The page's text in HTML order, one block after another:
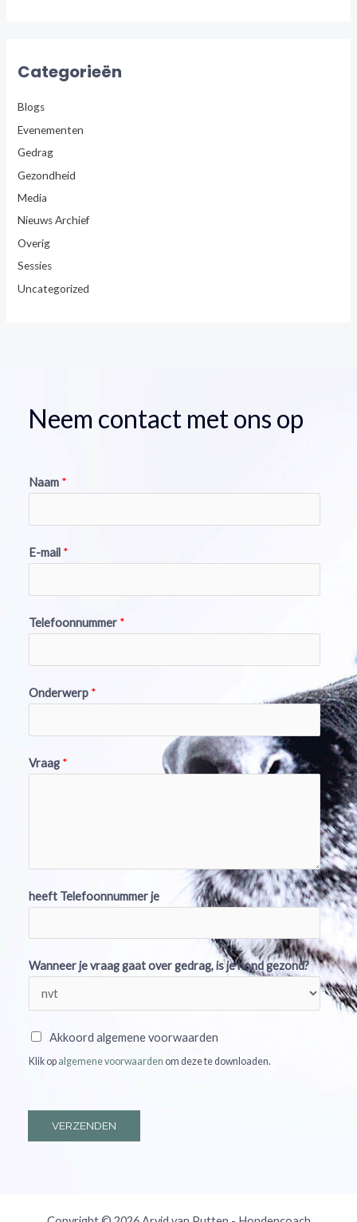
Categorieën
Blogs
Evenementen
Gedrag
Gezondheid
Media
Nieuws Archief
Overig
Sessies
Uncategorized
Neem contact met ons op
Naam *
E-mail *
Telefoonnummer *
Onderwerp *
Vraag *
heeft Telefoonnummer je
Wanneer je vraag gaat over gedrag, is je hond gezond?
A
k
r
Akkoord algemene voorwaarden
Klik op algemene voorwaarden om deze te downloaden.
VERZENDEN